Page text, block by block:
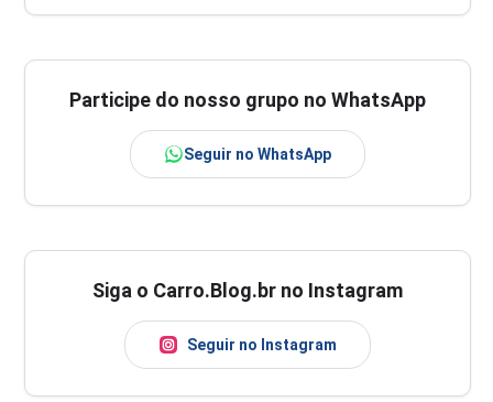
Participe do nosso grupo no WhatsApp
Seguir no WhatsApp
Siga o Carro.Blog.br no Instagram
Seguir no Instagram